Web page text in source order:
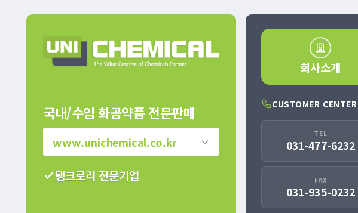
국내/수입 화공약품 전문판매
유니케미칼
탱크로리 전문기업
회사소개
CUSTOMER CENTER
TEL
031-477-6232
FAX
031-935-0232